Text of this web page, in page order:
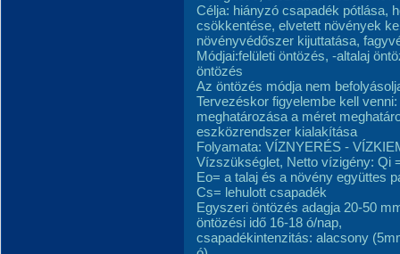
Célja: hiányzó csapadék pótlása,
csökkentése, elvetett növények
növényvédőszer kijuttatása,
Módjai:felületi öntözés, -altalaj
öntözés
Az öntözés módja nem
Tervezéskor figyelembe kell
meghatározása a méret
eszközrendszer kialakítása
Folyamata: VÍZNYERÉS -
Vízszükséglet, Netto vízigény: Qi
Eo= a talaj és a növény együttes
Cs= lehulott csapadék
Egyszeri öntözés adagja 20-50
öntözési idő 16-18 ó/nap,
csapadékintenzitás: alacsony